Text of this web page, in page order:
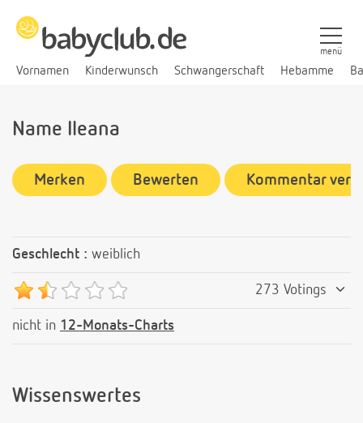
Vornamen Kinderwunsch Schwangerschaft Hebamme
menü
Name Ileana
Merken Bewerten Kommentar
Geschlecht : weiblich
273 Votings
nicht in 12-Monats-Charts
Wissenswertes